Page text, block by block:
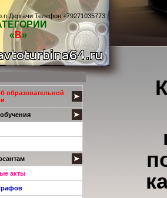
Телефон:+79271035773
«В»
образовательной
акты